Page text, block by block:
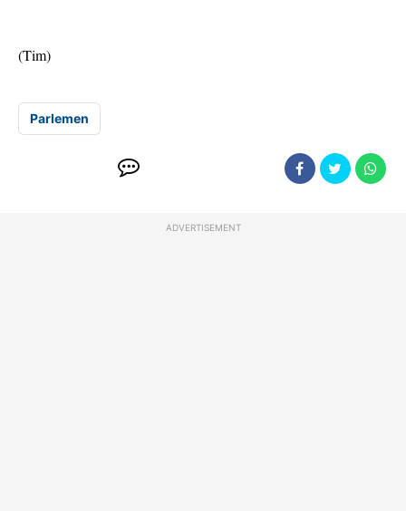
(Tim)
Parlemen
ADVERTISEMENT